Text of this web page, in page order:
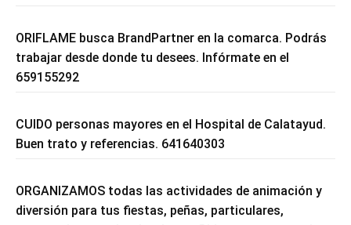
ORIFLAME busca BrandPartner en la comarca. Podrás
trabajar desde donde tu desees. Infórmate en el
659155292
CUIDO personas mayores en el Hospital de Calatayud.
Buen trato y referencias. 641640303
ORGANIZAMOS todas las actividades de animación y
diversión para tus fiestas, peñas, particulares,